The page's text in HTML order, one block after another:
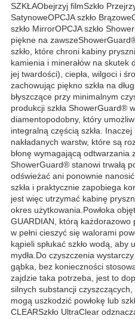
SZKŁAObejrzyj filmSzkło
SatynoweOPCJA szkło
szkło MirrorOPCJA szkło
piękne na
szkło, które chroni kabiny
kamienia i minerałów na skutek
jej twardości), ciepła, wilgoci i
zachowując piękno szkła na
błyszczące przy minimalnym
produkcji szkła ShowerGuard®
diamentopodobny, który
integralną częścią szkła.
nakładanych warstw, które są
błonę wymagającą odtwarzania
ShowerGuard® stanowi trwałą
odświeżać ani ponownie
szkła i praktycznie zapobiega
jest więc utrzymać kabinę
okres użytkowania.Powłoka
GUARDIAN, którą
w pełni cieszyć się walorami
kąpieli spłukać szkło wodą, aby
mydła.Do czyszczenia
gąbka, bez konieczności
zajdzie taka potrzeba, jest to
silnych substancji
mogą uszkodzić powłokę lub
CLEARSzkło UltraClear